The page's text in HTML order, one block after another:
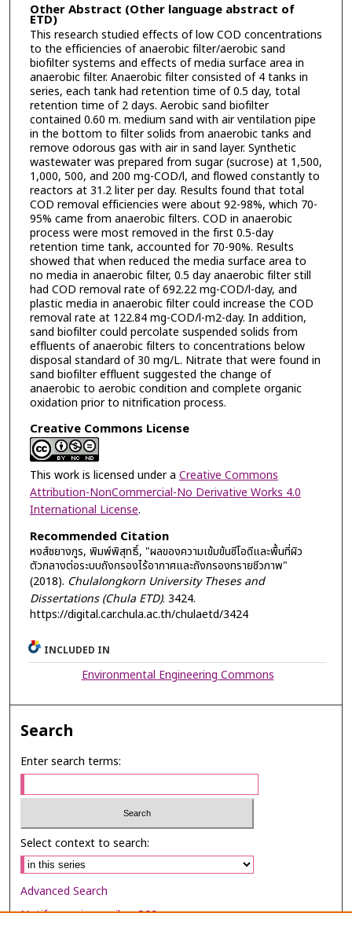
Other Abstract (Other language abstract of
ETD)
This research studied effects of low COD concentrations
to the efficiencies of anaerobic filter/aerobic sand
biofilter systems and effects of media surface area in
anaerobic filter. Anaerobic filter consisted of 4 tanks in
series, each tank had retention time of 0.5 day, total
retention time of 2 days. Aerobic sand biofilter
contained 0.60 m. medium sand with air ventilation pipe
in the bottom to filter solids from anaerobic tanks and
remove odorous gas with air in sand layer. Synthetic
wastewater was prepared from sugar (sucrose) at 1,500,
1,000, 500, and 200 mg-COD/l, and flowed constantly to
reactors at 31.2 liter per day. Results found that total
COD removal efficiencies were about 92-98%, which 70-
95% came from anaerobic filters. COD in anaerobic
process were most removed in the first 0.5-day
retention time tank, accounted for 70-90%. Results
showed that when reduced the media surface area to
no media in anaerobic filter, 0.5 day anaerobic filter still
had COD removal rate of 692.22 mg-COD/l-day, and
plastic media in anaerobic filter could increase the COD
removal rate at 122.84 mg-COD/l-m2-day. In addition,
sand biofilter could percolate suspended solids from
effluents of anaerobic filters to concentrations below
disposal standard of 30 mg/L. Nitrate that were found in
sand biofilter effluent suggested the change of
anaerobic to aerobic condition and complete organic
oxidation prior to nitrification process.
Creative Commons License
This work is licensed under a Creative Commons
Attribution-NonCommercial-No Derivative Works 4.0
International License.
Recommended Citation
หงส์ชยางกูร, พิมพ์พิสุทธิ์, "ผลของความเข้มข้นซีโอดีและพื้นที่ผิว
ตัวกลางต่อระบบถังกรองไร้อากาศและถังกรองทรายชีวภาพ"
(2018). Chulalongkorn University Theses and
Dissertations (Chula ETD). 3424.
https://digital.car.chula.ac.th/chulaetd/3424
INCLUDED IN
Environmental Engineering Commons
Search
Enter search terms:
Select context to search:
Advanced Search
Notify me via email orRSS